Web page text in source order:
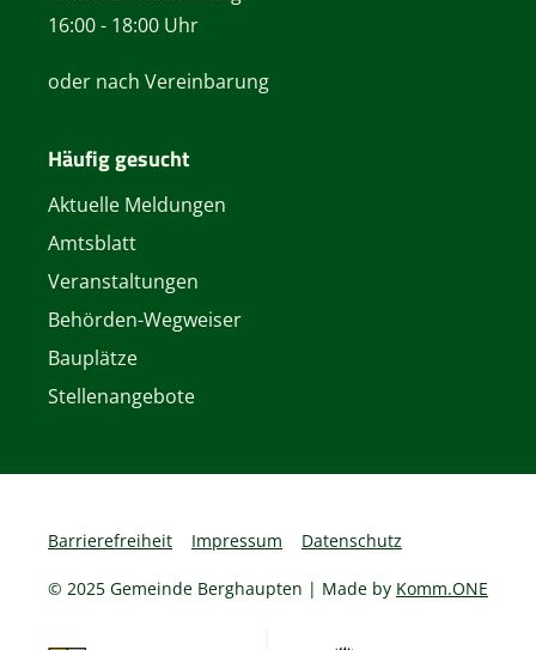
16:00 - 18:00 Uhr
oder nach Vereinbarung
Häufig gesucht
Aktuelle Meldungen
Amtsblatt
Veranstaltungen
Behörden-Wegweiser
Bauplätze
Stellenangebote
Barrierefreiheit Impressum Datenschutz
© 2025 Gemeinde Berghaupten | Made by Komm.ONE